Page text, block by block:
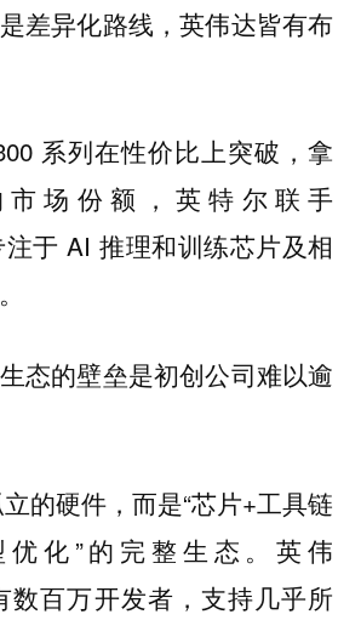
差异化路线，英伟达皆有布
系列在性价比上突破，拿
场份额，英特尔联手
注于 AI 推理和训练芯片及相
态的壁垒是初创公司难以逾
的硬件，而是“芯片+工具链
化”的完整生态。英伟
数百万开发者，支持几乎所